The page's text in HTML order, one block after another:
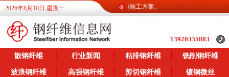
2026年8月10日 星期一
为广大客户提供各类钢纤维信息，提供各类施工方案。
13920335883
散钢纤维 行业新闻 粘排钢纤维 铣削钢纤维
波浪钢纤维 高强钢纤维 剪切钢纤维 镀铜微丝